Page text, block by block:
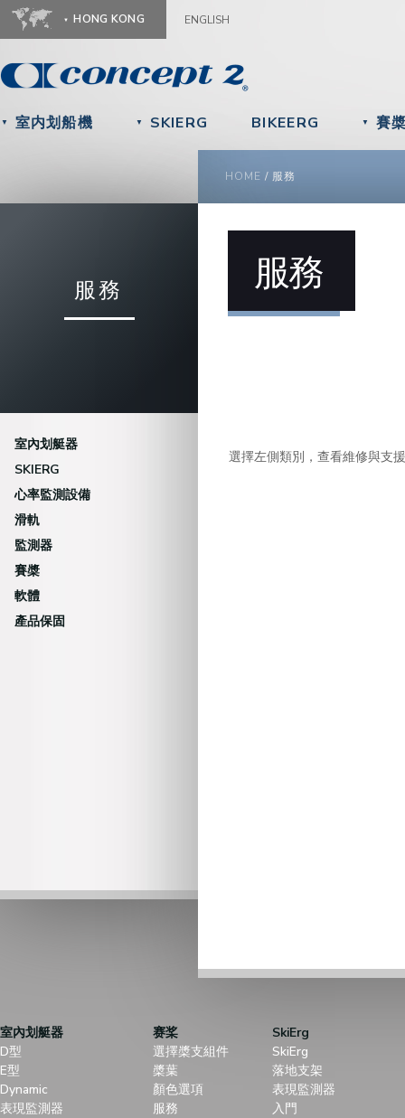
HONG KONG ENGLISH
▼ 室内划船機 ▼ SKIERG BIKEERG ▼ 賽
YOU ARE HERE
HOME / 服務
服務
室內划艇器
SKIERG
心率監測設備
滑軌
監測器
賽槳
軟體
產品保固
服務
選擇左側類別，查看維修與支
室內划艇器
D型
E型
Dynamic
表現監測器
赛桨
選擇槳支組件
槳葉
顏色選項
服務
SkiErg
SkiErg
落地支架
表現監測器
入門